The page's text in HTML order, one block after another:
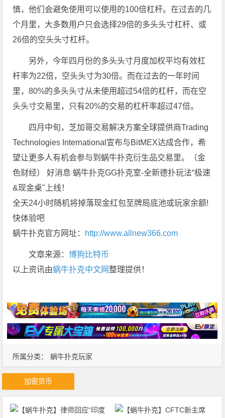
所属分类： 蜗牛扑克玩家
慎，他们会避免使用可以使用的100倍杠杆。在过去的几
个月里，大多数用户只会选择29倍的多头头寸杠杆、或
26倍的空头头寸杠杆。
另外，今年四月份的多头头寸月度加权平均有效杠
杆率为22倍，空头头寸为30倍。而在过去的一年时间
里，80%的多头头寸从未使用超过54倍的杠杆，而在空
头头寸交易里，只有20%的交易的杠杆率超过47倍。
四月中旬，芝加哥交易解决方案全球提供商Trading
Technologies International宣布与BitMEX达成合作，希
望让更多人有机会参与到蜗牛扑克衍生品交易里。（金
色财经） 好消息 蜗牛扑克GG扑克室-全新德扑玩法“极速
&现金桌"上线！
全天24小时随机将掉落现金红包至牌局底池或玩家余额!
快体验吧
蜗牛扑克官方网址： http://www.allnew366.com
文章来源：博狗比特币
以上资讯由蜗牛扑克中文网整理提供！
加密货币